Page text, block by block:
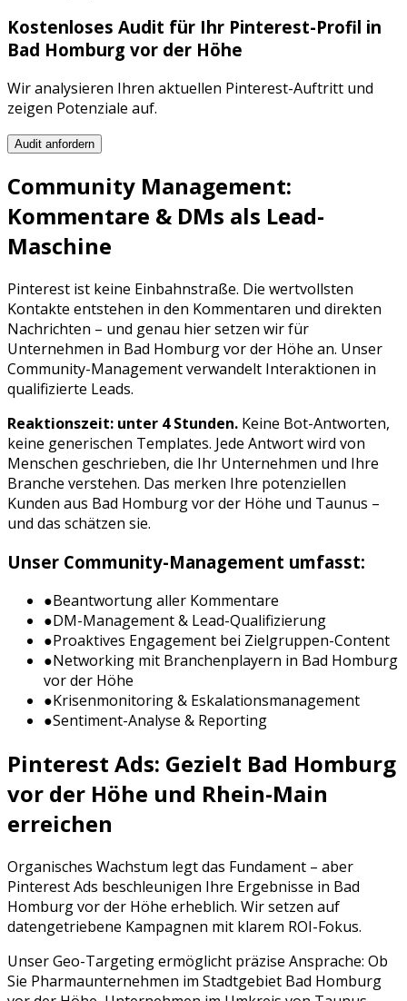
Kostenloses Audit für Ihr Pinterest-Profil in
Bad Homburg vor der Höhe
Wir analysieren Ihren aktuellen Pinterest-Auftritt und
zeigen Potenziale auf.
Audit anfordern
Community Management:
Kommentare & DMs als Lead-
Maschine
Pinterest ist keine Einbahnstraße. Die wertvollsten
Kontakte entstehen in den Kommentaren und direkten
Nachrichten – und genau hier setzen wir für
Unternehmen in Bad Homburg vor der Höhe an. Unser
Community-Management verwandelt Interaktionen in
qualifizierte Leads.
Reaktionszeit: unter 4 Stunden. Keine Bot-Antworten,
keine generischen Templates. Jede Antwort wird von
Menschen geschrieben, die Ihr Unternehmen und Ihre
Branche verstehen. Das merken Ihre potenziellen
Kunden aus Bad Homburg vor der Höhe und Taunus –
und das schätzen sie.
Unser Community-Management umfasst:
●Beantwortung aller Kommentare
●DM-Management & Lead-Qualifizierung
●Proaktives Engagement bei Zielgruppen-Content
●Networking mit Branchenplayern in Bad Homburg
vor der Höhe
●Krisenmonitoring & Eskalationsmanagement
●Sentiment-Analyse & Reporting
Pinterest Ads: Gezielt Bad Homburg
vor der Höhe und Rhein-Main
erreichen
Organisches Wachstum legt das Fundament – aber
Pinterest Ads beschleunigen Ihre Ergebnisse in Bad
Homburg vor der Höhe erheblich. Wir setzen auf
datengetriebene Kampagnen mit klarem ROI-Fokus.
Unser Geo-Targeting ermöglicht präzise Ansprache: Ob
Sie Pharmaunternehmen im Stadtgebiet Bad Homburg